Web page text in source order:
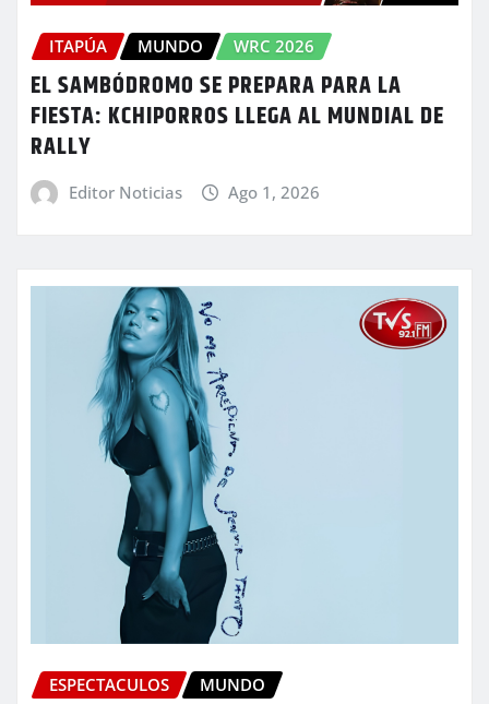
ITAPÚA MUNDO WRC 2026
EL SAMBÓDROMO SE PREPARA PARA LA
FIESTA: KCHIPORROS LLEGA AL MUNDIAL DE
RALLY
Editor Noticias Ago 1, 2026
ESPECTACULOS MUNDO